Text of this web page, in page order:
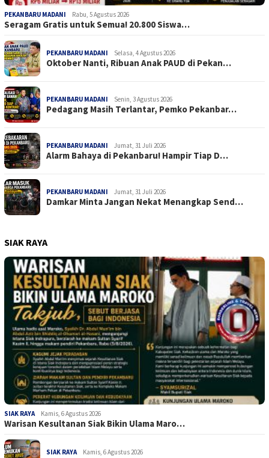
PEKANBARU MADANI Rabu, 5 Agustus 2026
Seragam Gratis untuk Semua! 20.800 Siswa…
PEKANBARU MADANI Selasa, 4 Agustus 2026
Oktober Nanti, Ribuan Anak PAUD di Pekan…
PEKANBARU MADANI Senin, 3 Agustus 2026
Pedagang Masih Terlantar, Pemko Pekanbar…
PEKANBARU MADANI Jumat, 31 Juli 2026
Alarm Bahaya di Pekanbaru! Hampir Tiap D…
PEKANBARU MADANI Jumat, 31 Juli 2026
Damkar Minta Jangan Nekat Menangkap Send…
SIAK RAYA
SIAK RAYA Kamis, 6 Agustus 2026
Warisan Kesultanan Siak Bikin Ulama Maro…
SIAK RAYA Kamis, 6 Agustus 2026